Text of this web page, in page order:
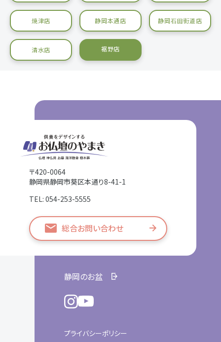
焼津店 静岡本通店 静岡石田街道店
清水店 裾野店
〒420-0064
静岡県静岡市葵区本通り8-41-1
TEL: 054-253-5555
総合お問い合わせ
静岡のお盆
プライバシーポリシー